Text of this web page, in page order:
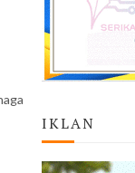
IKLAN